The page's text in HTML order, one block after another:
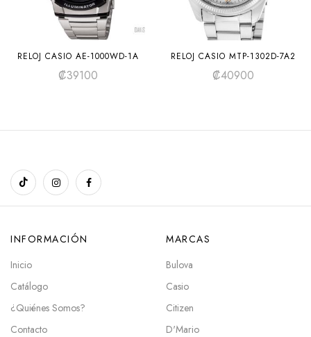
RELOJ CASIO AE-1000WD-1A
₡39100
RELOJ CASIO MTP-1302D-7A2
₡40900
INFORMACIÓN
Inicio
Catálogo
¿Quiénes Somos?
Contacto
MARCAS
Bulova
Casio
Citizen
D'Mario